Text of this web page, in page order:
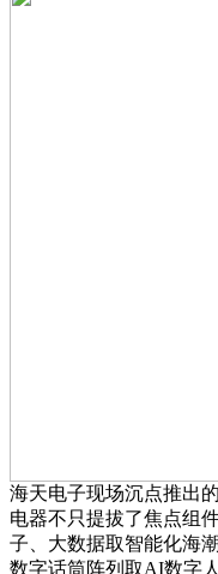
海天电子现场沉点推出
电器不只提拔了焦点组
子、大数据取智能化海
数字话筒阵列取AI数字